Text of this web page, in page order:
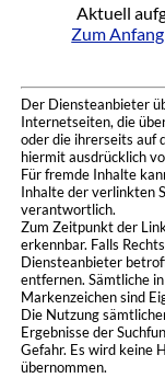
Aktuell
Zum
Der Diensteanbieter
Internetseiten, die
oder die ihrerseits auf
hiermit ausdrücklich
Für fremde Inhalte
Inhalte der verlinkten
verantwortlich.
Zum Zeitpunkt der
erkennbar. Falls
Diensteanbieter
entfernen. Sämtliche
Markenzeichen sind
Die Nutzung
Ergebnisse der
Gefahr. Es wird keine
übernommen.